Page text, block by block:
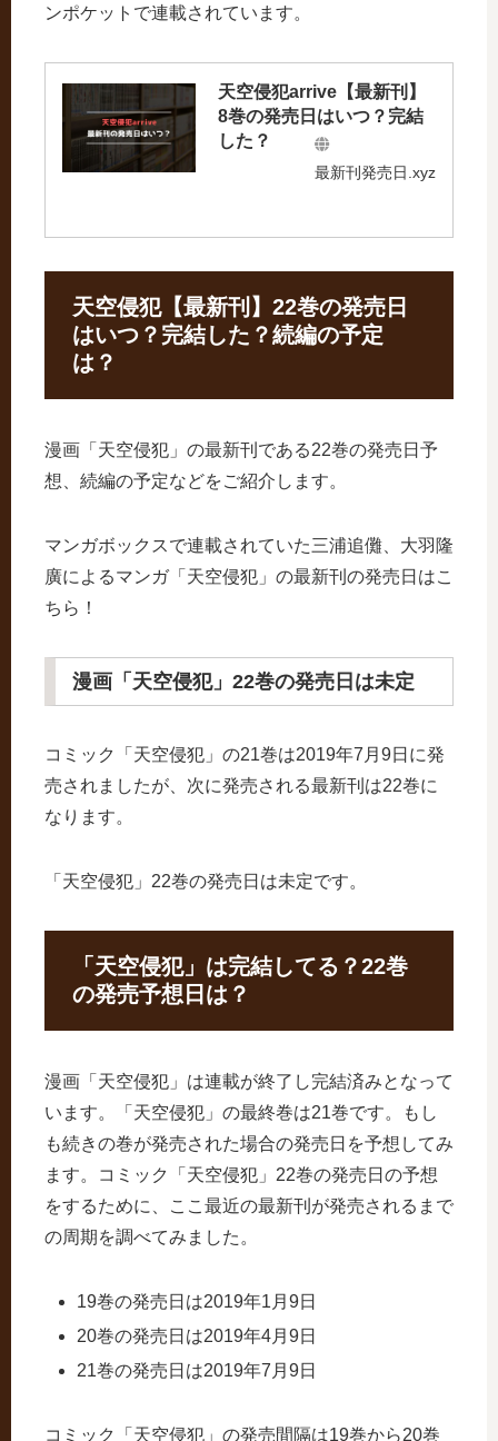
ンポケットで連載されています。
天空侵犯arrive【最新刊】
8巻の発売日はいつ？完結
した？
最新刊発売日.xyz
天空侵犯【最新刊】22巻の発売日
はいつ？完結した？続編の予定
は？
漫画「天空侵犯」の最新刊である22巻の発売日予
想、続編の予定などをご紹介します。
マンガボックスで連載されていた三浦追儺、大羽隆
廣によるマンガ「天空侵犯」の最新刊の発売日はこ
ちら！
漫画「天空侵犯」22巻の発売日は未定
コミック「天空侵犯」の21巻は2019年7月9日に発
売されましたが、次に発売される最新刊は22巻に
なります。
「天空侵犯」22巻の発売日は未定です。
「天空侵犯」は完結してる？22巻
の発売予想日は？
漫画「天空侵犯」は連載が終了し完結済みとなって
います。「天空侵犯」の最終巻は21巻です。もし
も続きの巻が発売された場合の発売日を予想してみ
ます。コミック「天空侵犯」22巻の発売日の予想
をするために、ここ最近の最新刊が発売されるまで
の周期を調べてみました。
19巻の発売日は2019年1月9日
20巻の発売日は2019年4月9日
21巻の発売日は2019年7月9日
コミック「天空侵犯」の発売間隔は19巻から20巻